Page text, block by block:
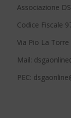
Associazione
Codice Fiscale
Via Pio La
Mail:
PEC: